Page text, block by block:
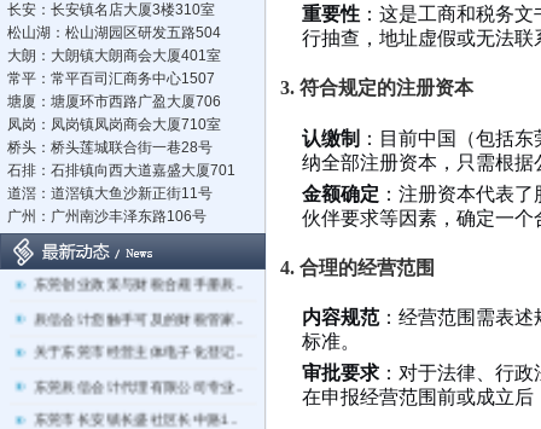
长安：长安镇名店大厦3楼310室
松山湖：松山湖园区研发五路504
大朗：大朗镇大朗商会大厦401室
常平：常平百司汇商务中心1507
塘厦：塘厦环市西路广盈大厦706
凤岗：凤岗镇凤岗商会大厦710室
桥头：桥头莲城联合街一巷28号
石排：石排镇向西大道嘉盛大厦701
道滘：道滘镇大鱼沙新正街11号
广州：广州南沙丰泽东路106号
立足莞深，辐射湾区：东莞市辰..
东莞创业政策与财税合规手册辰..
辰信会计您触手可及的财税管家..
关于东莞市经营主体电子化登记..
东莞辰信会计代理有限公司专业..
东莞市长安镇长盛社区长中路1..
重要性 ：这是工商和税务
行抽查，地址虚假或无法联
3. 符合规定的注册资本
认缴制 ：目前中国（包括
纳全部注册资本，只需根
金额确定 ：注册资本代表
伙伴要求等因素，确定一个
4. 合理的经营范围
内容规范：经营范围需表述
标准。
审批要求 ：对于法律、行
在申报经营范围前或成立